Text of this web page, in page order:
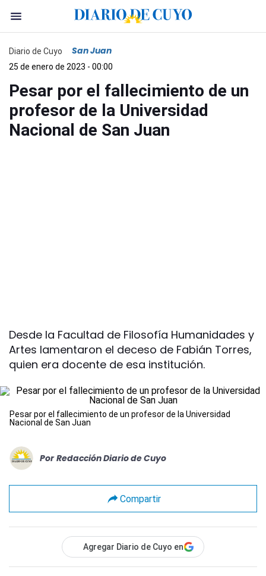
Diario de Cuyo San Juan
25 de enero de 2023 - 00:00
Pesar por el fallecimiento de un
profesor de la Universidad
Nacional de San Juan
Desde la Facultad de Filosofía Humanidades y
Artes lamentaron el deceso de Fabián Torres,
quien era docente de esa institución.
Pesar por el fallecimiento de un profesor de la Universidad
Nacional de San Juan
Por Redacción Diario de Cuyo
Compartir
Agregar Diario de Cuyo en